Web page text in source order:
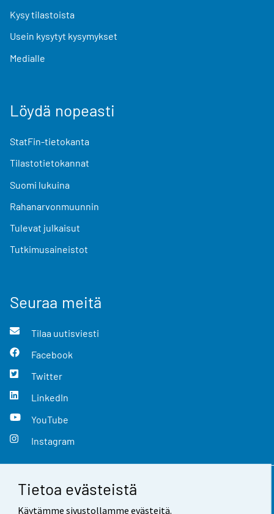
Tietoa evästeistä
Käytämme sivustollamme evästeitä.
Kysy tilastoista
Usein kysytyt kysymykset
Medialle
Löydä nopeasti
StatFin-tietokanta
Tilastotietokannat
Suomi lukuina
Rahanarvonmuunnin
Tulevat julkaisut
Tutkimusaineistot
Seuraa meitä
Tilaa uutisviesti
Facebook
Twitter
LinkedIn
YouTube
Instagram
Yhteystiedot